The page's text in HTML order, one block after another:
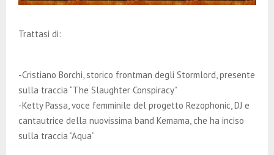
Trattasi di:
-Cristiano Borchi, storico frontman degli Stormlord, presente
sulla traccia “The Slaughter Conspiracy”
-Ketty Passa, voce femminile del progetto Rezophonic, DJ e
cantautrice della nuovissima band Kemama, che ha inciso
sulla traccia “Aqua”